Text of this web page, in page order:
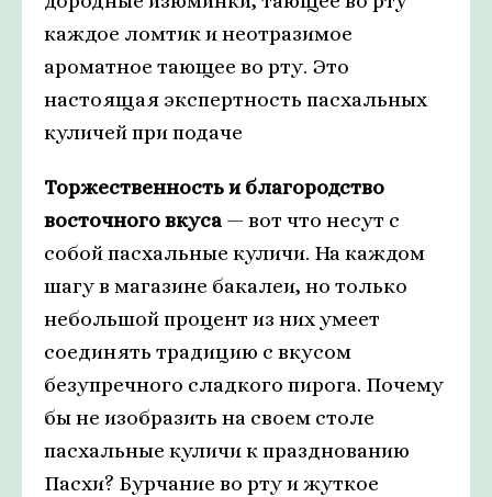
каждое ломтик и неотразимое
ароматное тающее во рту. Это
настоящая экспертность пасхальных
куличей при подаче
Торжественность и благородство
восточного вкуса — вот что несут с
собой пасхальные куличи. На каждом
шагу в магазине бакалеи, но только
небольшой процент из них умеет
соединять традицию с вкусом
безупречного сладкого пирога. Почему
бы не изобразить на своем столе
пасхальные куличи к празднованию
Пасхи? Бурчание во рту и жуткое